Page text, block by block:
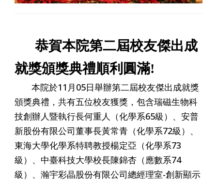
恭賀本院第二屆校友傑出成
就獎頒獎典禮順利圓滿!
本院於11月05日舉辦第二屆校友傑出成就獎
頒獎典禮，共有五位校友獲獎，包含瑞磁生物科
技創辦人暨執行長何重人（化學系65級）、安普
新股份有限公司董事長黃常青（化學系72級）、
東海大學化學系特聘教授楊定亞（化學系73
級）、中臺科技大學校長陳錦杏（應數系74
級）、瀚宇彩晶股份有限公司總經理室-創新顯示